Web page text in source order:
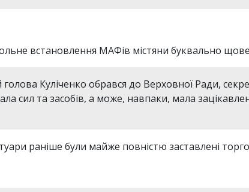
встановлення МАФів містяни буквально
Куліченко обрався до Верховної Ради,
сил та засобів, а може, навпаки, мала
раніше були майже повністю заставлені